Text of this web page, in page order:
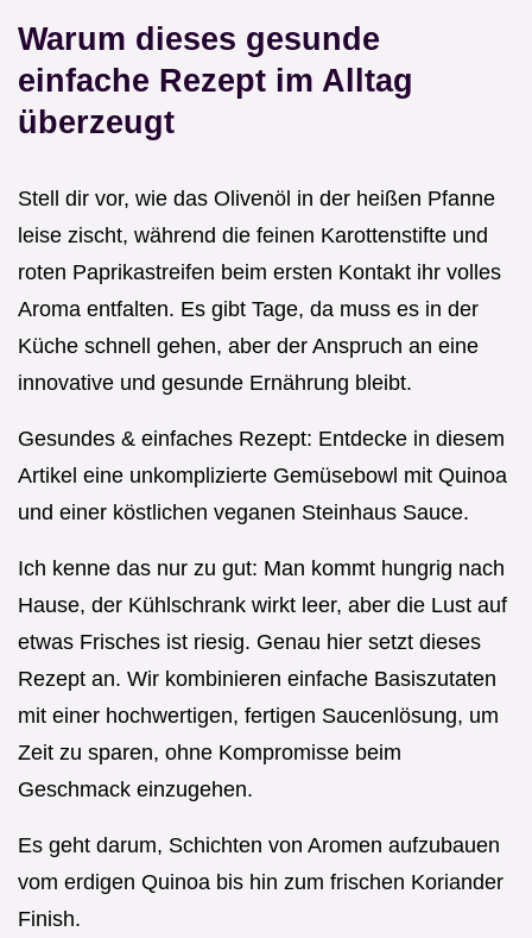
Warum dieses gesunde
einfache Rezept im Alltag
überzeugt
Stell dir vor, wie das Olivenöl in der heißen Pfanne
leise zischt, während die feinen Karottenstifte und
roten Paprikastreifen beim ersten Kontakt ihr volles
Aroma entfalten. Es gibt Tage, da muss es in der
Küche schnell gehen, aber der Anspruch an eine
innovative und gesunde Ernährung bleibt.
Gesundes & einfaches Rezept: Entdecke in diesem
Artikel eine unkomplizierte Gemüsebowl mit Quinoa
und einer köstlichen veganen Steinhaus Sauce.
Ich kenne das nur zu gut: Man kommt hungrig nach
Hause, der Kühlschrank wirkt leer, aber die Lust auf
etwas Frisches ist riesig. Genau hier setzt dieses
Rezept an. Wir kombinieren einfache Basiszutaten
mit einer hochwertigen, fertigen Saucenlösung, um
Zeit zu sparen, ohne Kompromisse beim
Geschmack einzugehen.
Es geht darum, Schichten von Aromen aufzubauen
vom erdigen Quinoa bis hin zum frischen Koriander
Finish.